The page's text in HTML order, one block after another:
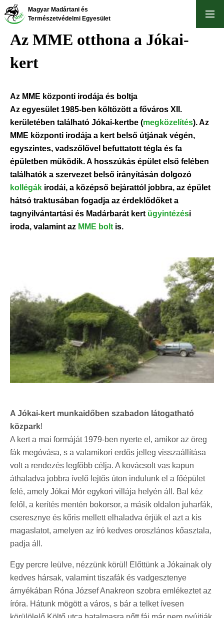
Ugrás
Magyar Madártani és
Természetvédelmi Egyesület
Az MME otthona a Jókai-
kert
Az MME központi irodája és boltja
Az egyesület 1985-ben költözött a főváros XII.
kerületében található Jókai-kertbe (megközelítés). Az
MME központi irodája a kert belső útjának végén,
egyszintes, vadszőlővel befuttatott tégla és fa
épületben működik. A hosszúkás épület első felében
találhatók a szervezet belső irányításán dolgozó
kollégák irodái, a középső bejárattól jobbra, az épület
hátsó traktusában fogadja az érdeklődőket a
tagnyilvántartási és Madárbarát kert ügyintézési
iroda, valamint az MME bolt is.
A Jókai-kert munkaidőben szabadon látogatható
közpark!
A kert a mai formáját 1979-ben nyerte el, amikor az öreg
fák megóvása, s a valamikori erdős jelleg visszaállítása
volt a rendezés legfőbb célja. A kovácsolt vas kapun
áthaladva jobbra ívelő lejtős úton indulunk el a főépület
felé, amely Jókai Mór egykori villája helyén áll. Bal kéz
felől, a kerítés mentén bokorsor, a másik oldalon juharfák,
cseresznye és kőris mellett elhaladva érjük el azt a kis
magaslatot, amelyen az író kedves oroszlános kőasztala,
padja áll.
Egy percre leülve, nézzünk körül! Előttünk a Jókainak oly
kedves hársak, valamint tiszafák és vadgesztenye
árnyékában Róna József Anakreon szobra emlékeztet az
íróra. Hátunk mögött a város, s bár a telket ívesen